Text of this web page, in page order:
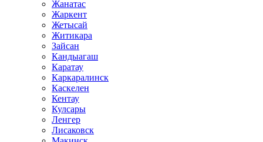
Жанатас
Жаркент
Жетысай
Житикара
Зайсан
Кандыагаш
Каратау
Каркаралинск
Каскелен
Кентау
Кулсары
Ленгер
Лисаковск